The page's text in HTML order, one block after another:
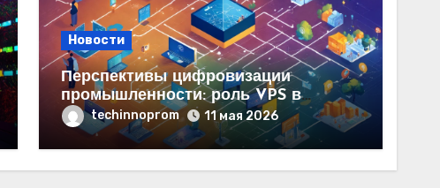
Новости
Перспективы цифровизации
промышленности: роль VPS в
Беларуси
techinnoprom 11 мая 2026